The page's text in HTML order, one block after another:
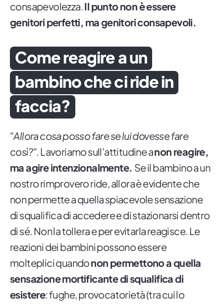
consapevolezza.Il punto non è essere
genitori perfetti, ma genitori consapevoli.
Come reagire a un
bambino che ci ride in
faccia?
"Allora cosa posso fare se lui dovesse fare
così?". Lavoriamo sull'attitudine anon reagire,
ma agire intenzionalmente. Se il bambino a un
nostro rimprovero ride, allora è evidente che
non permette a quella spiacevole sensazione
di squalifica di accedere e di stazionarsi dentro
di sé. Non la tollera e per evitarla reagisce. Le
reazioni dei bambini possono essere
molteplici quandonon permettono a quella
sensazione mortificante di squalifica di
esistere: fughe, provocatorietà (tra cui lo